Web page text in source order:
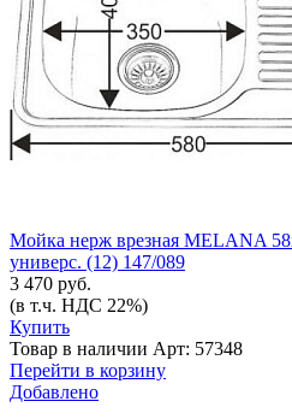
Мойка нерж врезная MELANA
универс. (12) 147/089
3 470 руб.
(в т.ч. НДС 22%)
Купить
Товар в наличии Арт: 57348
Перейти в корзину
Добавлено